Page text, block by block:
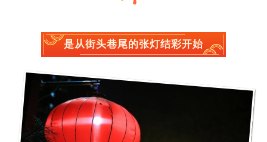
是从街头巷尾的张灯结彩开始